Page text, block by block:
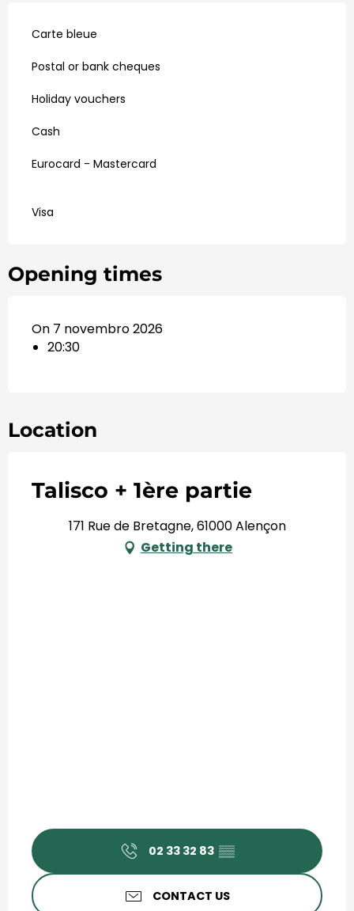
Carte bleue
Postal or bank cheques
Holiday vouchers
Cash
Eurocard - Mastercard
Visa
Opening times
On 7 novembro 2026
20:30
Location
Talisco + 1ère partie
171 Rue de Bretagne, 61000 Alençon
Getting there
02 33 32 83 ▒▒
CONTACT US